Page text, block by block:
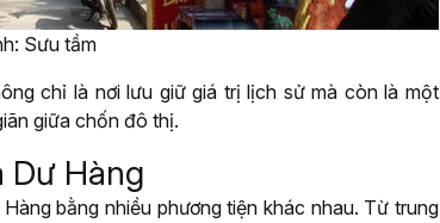
Sưu tầm
chỉ là nơi lưu giữ giá trị lịch sử mà còn là một
giữa chốn đô thị.
Dư Hàng
bằng nhiều phương tiện khác nhau. Từ trung